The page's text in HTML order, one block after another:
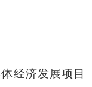
经济发展项目